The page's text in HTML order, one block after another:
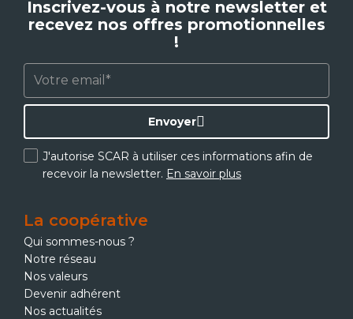
Inscrivez-vous à notre newsletter et
recevez nos offres promotionnelles
!
J'autorise SCAR à utiliser ces informations afin de
recevoir la newsletter. En savoir plus
Envoyer
La coopérative
Qui sommes-nous ?
Notre réseau
Nos valeurs
Devenir adhérent
Nos actualités